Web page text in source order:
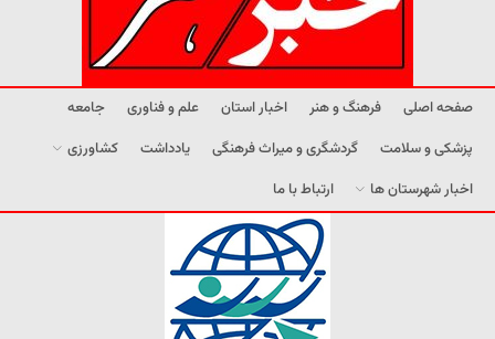
صفحه اصلی فرهنگ و هنر اخبار استان علم و فناوری
جامعه
پزشکی و سلامت
گردشگری و میراث فرهنگی یادداشت
کشاورزی
اخبار شهرستان ها
ارتباط با ما